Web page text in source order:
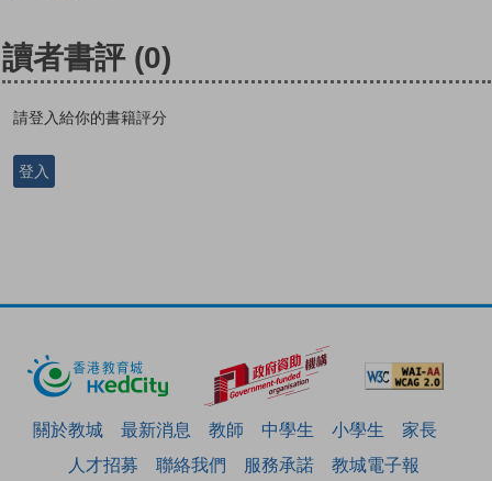
讀者書評 (0)
請登入給你的書籍評分
登入
關於教城 最新消息 教師 中學生 小學生
家長
人才招募
聯絡我們 服務承諾 教城電子報